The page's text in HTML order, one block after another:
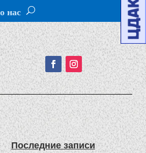
нас
Подписывайтесь!
Последние записи